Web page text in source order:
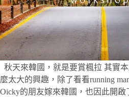
林
中
賞
溪
流
禪
雲
寺
秋天來韓國，就是要賞楓拉 其實
麼太大的興趣，除了看看running
Oicky的朋友嫁來韓國，也因此開